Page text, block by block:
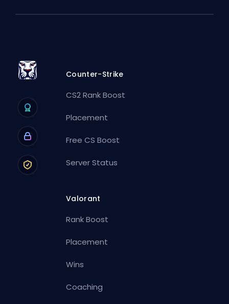
Counter-Strike
CS2 Rank Boost
Placement
Free CS Boost
Server Status
Valorant
Rank Boost
Placement
Wins
Coaching